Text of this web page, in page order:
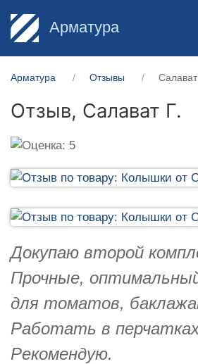
Арматура
Арматура Отзывы Салават
Отзыв, Салават Г.
Докупаю второй
Прочные,
для томатов,
Работать в
Рекомендую.